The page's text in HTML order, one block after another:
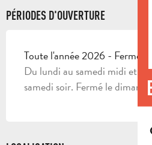
PÉRIODES D'OUVERTURE
Toute l'année 2026 - Fermé
Du lundi au samedi midi et
samedi soir. Fermé le